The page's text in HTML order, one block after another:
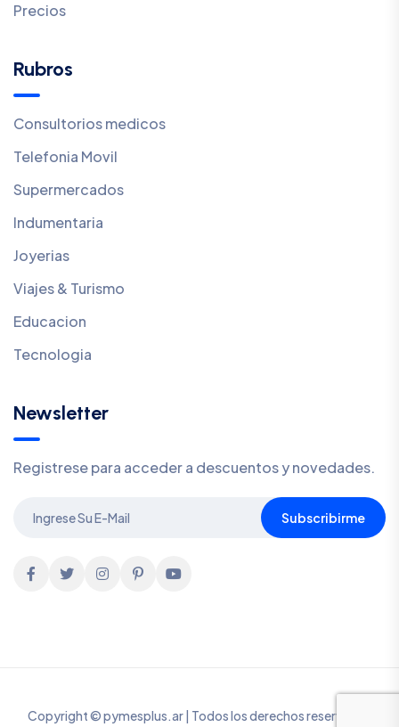
Precios
Rubros
Consultorios medicos
Telefonia Movil
Supermercados
Indumentaria
Joyerias
Viajes & Turismo
Educacion
Tecnologia
Newsletter
Registrese para acceder a descuentos y novedades.
Subscribirme
Copyright © pymesplus.ar | Todos los derechos reservados